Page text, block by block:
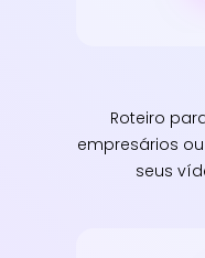
Roteiro
empresários
seus